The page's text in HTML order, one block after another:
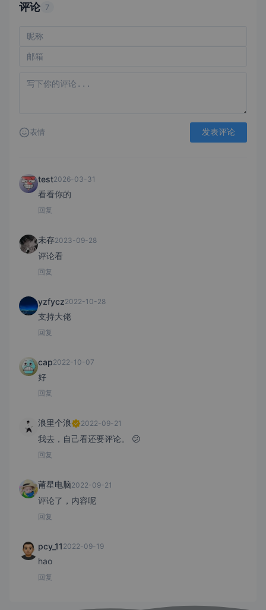
评论 7
表情 发表评论
test2026-03-31
看看你的
回复
未存2023-09-28
评论看
回复
yzfycz2022-10-28
支持大佬
回复
cap2022-10-07
好
回复
浪里个浪 2022-09-21
我去，自己看还要评论。 😕
回复
莆星电脑2022-09-21
评论了，内容呢
回复
pcy_11 2022-09-19
hao
回复